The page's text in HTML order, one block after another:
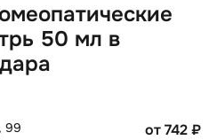
50 мл в
99 от 742₽